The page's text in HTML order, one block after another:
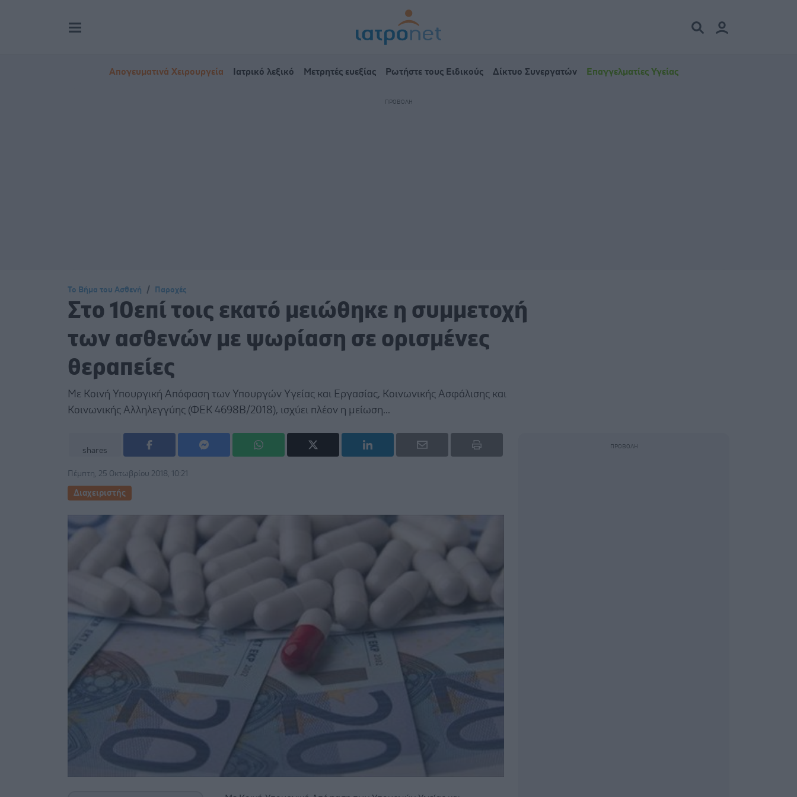
Απογευματινά Χειρουργεία Ιατρικό λεξικό Μετρητές ευεξίας Ρωτήστε τους Ειδικούς Δίκτυο Συνεργατών Επαγγελματίες Υγείας
Το Βήμα του Ασθενή Παροχές
Στο 10επί τοις εκατό μειώθηκε η συμμετοχή
των ασθενών με ψωρίαση σε ορισμένες
θεραπείες
Με Κοινή Υπουργική Απόφαση των Υπουργών Υγείας και Εργασίας, Κοινωνικής Ασφάλισης και
Κοινωνικής Αλληλεγγύης (ΦΕΚ 4698Β/2018), ισχύει πλέον η μείωση...
shares
Πέμπτη, 25 Οκτωβρίου 2018, 10:21
Διαχειριστής